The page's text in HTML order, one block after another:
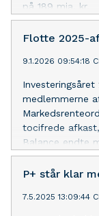
på 189 mia. kr.
Flotte 2025-
9.1.2026 09:54:18
medlemmerne
tocifrede
Balance endte
P+ står klar
7.5.2025 13:09:44